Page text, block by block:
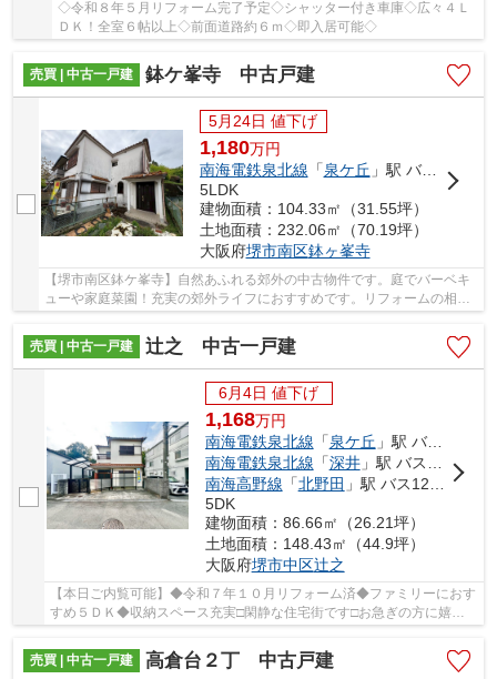
◇令和８年５月リフォーム完了予定◇シャッター付き車庫◇広々４Ｌ
ＤＫ！全室６帖以上◇前面道路約６ｍ◇即入居可能◇
売買 | 中古一戸建 鉢ケ峯寺 中古戸建
5月24日 値下げ
1,180万円
南海電鉄泉北線 「泉ケ丘 」駅 バス22分 「鉢ヶ峯東」 停歩1分
5LDK
建物面積：104.33㎡（31.55坪）
土地面積：232.06㎡（70.19坪）
大阪府堺市南区鉢ヶ峯寺
【堺市南区鉢ケ峯寺】自然あふれる郊外の中古物件です。庭でバーベキ
ューや家庭菜園！充実の郊外ライフにおすすめです。リフォームの相談
売買 | 中古一戸建
辻之 中古一戸建
6月4日 値下げ
1,168万円
南海電鉄泉北線 「泉ケ丘 」駅 バス12分 「東中学校前（堺市）」 停歩9分
南海電鉄泉北線 「深井」駅 バス12分 「金山（大阪府）」 停歩12分
南海高野線 「北野田 」駅 バス12分 「金山（大阪府）」 停歩12分
5DK
建物面積：86.66㎡（26.21坪）
土地面積：148.43㎡（44.9坪）
大阪府堺市中区辻之
【本日ご内覧可能】◆令和７年１０月リフォーム済◆ファミリーにおす
すめ５ＤＫ◆収納スペース充実□閑静な住宅街です□お急ぎの方に嬉し
売買 | 中古一戸建
高倉台２丁 中古戸建